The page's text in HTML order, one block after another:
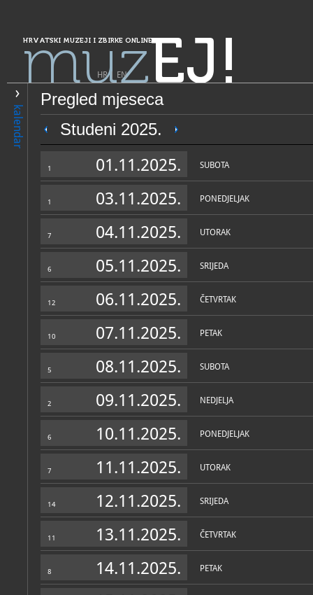
HRVATSKI MUZEJI I ZBIRKE ONLINE
muzEJ!
HR| EN
kalendar
Pregled mjeseca
Studeni 2025.
1 01.11.2025. SUBOTA
1 03.11.2025. PONEDJELJAK
7 04.11.2025. UTORAK
6 05.11.2025. SRIJEDA
12 06.11.2025. ČETVRTAK
10 07.11.2025. PETAK
5 08.11.2025. SUBOTA
2 09.11.2025. NEDJELJA
6 10.11.2025. PONEDJELJAK
7 11.11.2025. UTORAK
14 12.11.2025. SRIJEDA
11 13.11.2025. ČETVRTAK
8 14.11.2025. PETAK
PRETRAŽIVANJE
Grad Zagreb
Vojni muzej MORH-a
OPĆI PODACI
Zbirke